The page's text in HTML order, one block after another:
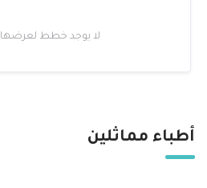
لا يوجد خطط لعرضها
أطباء مماثلين